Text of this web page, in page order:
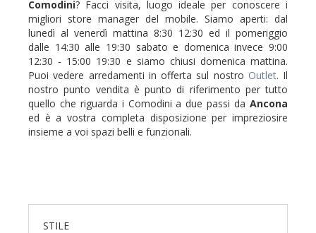
Comodini? Facci visita, luogo ideale per conoscere i
migliori store manager del mobile. Siamo aperti: dal
lunedì al venerdì mattina 8:30 12:30 ed il pomeriggio
dalle 14:30 alle 19:30 sabato e domenica invece 9:00
12:30 - 15:00 19:30 e siamo chiusi domenica mattina.
Puoi vedere arredamenti in offerta sul nostro Outlet. Il
nostro punto vendita è punto di riferimento per tutto
quello che riguarda i Comodini a due passi da Ancona
ed è a vostra completa disposizione per impreziosire
insieme a voi spazi belli e funzionali.
STILE